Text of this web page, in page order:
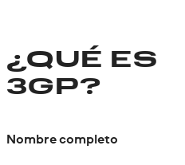
¿QUÉ ES
3GP?
Nombre completo